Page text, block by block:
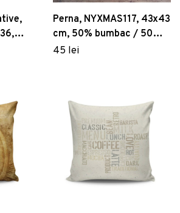
Perna, NYXMAS117, 43x43
cm, 50% bumbac / 50%
poliester, Multicolor
45 lei